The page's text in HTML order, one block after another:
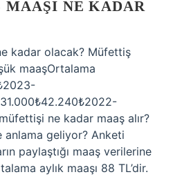
MAAŞI NE KADAR
kadar olacak? Müfettiş
maaşOrtalama
ne kadar maaş alır?
geliyor? Anketi
paylaştığı maaş verilerine
aylık maaşı 88 TL’dir.